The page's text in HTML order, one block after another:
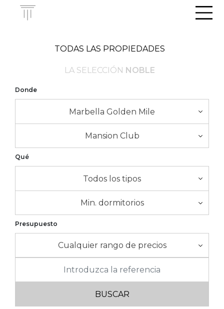
TODAS LAS PROPIEDADES
LA SELECCIÓN NOBLE
Donde
Marbella Golden Mile
Mansion Club
Qué
Todos los tipos
Min. dormitorios
Presupuesto
Cualquier rango de precios